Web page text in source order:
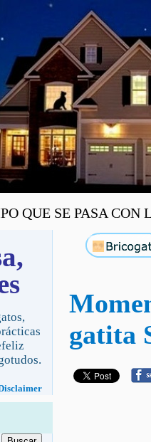
QUE SE PASA CON
gatita